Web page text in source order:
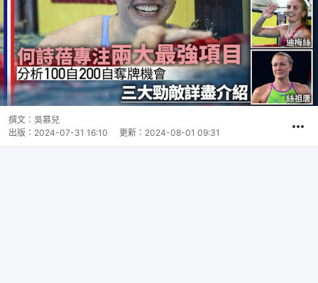
撰文： 吳慕兒
出版： 2024-07-31 16:10 更新： 2024-08-01 09:31